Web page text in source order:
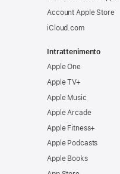
Account Apple Store
iCloud.com
Intrattenimento
Apple One
Apple TV+
Apple Music
Apple Arcade
Apple Fitness+
Apple Podcasts
Apple Books